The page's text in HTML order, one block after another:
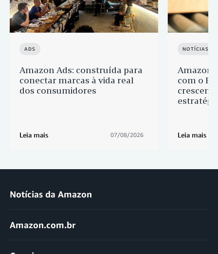
ADS
Amazon Ads: construída para
conectar marcas à vida real
dos consumidores
Leia mais 07/08/2026
NOTÍCIAS
Amazon
com o
Leia mais
Notícias da Amazon
Amazon.com.br